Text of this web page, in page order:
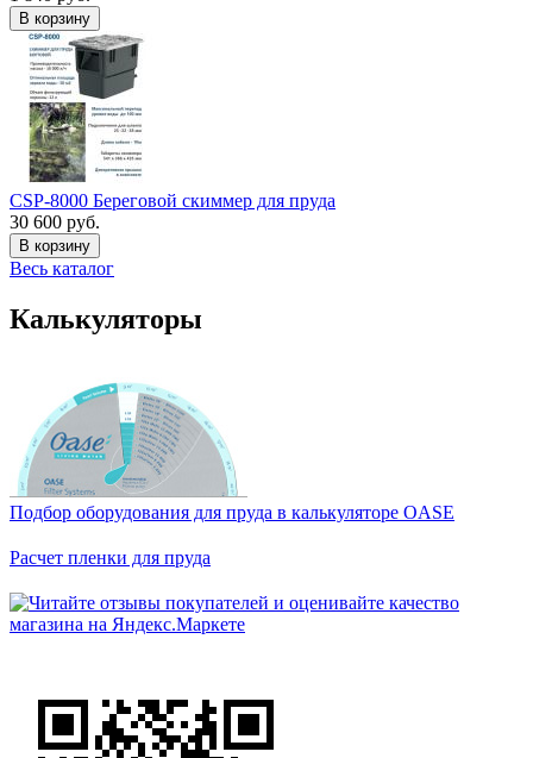
В корзину
CSP-8000 Береговой скиммер для пруда
30 600 руб.
В корзину
Весь каталог
Калькуляторы
Подбор оборудования для пруда в калькуляторе OASE
Расчет пленки для пруда